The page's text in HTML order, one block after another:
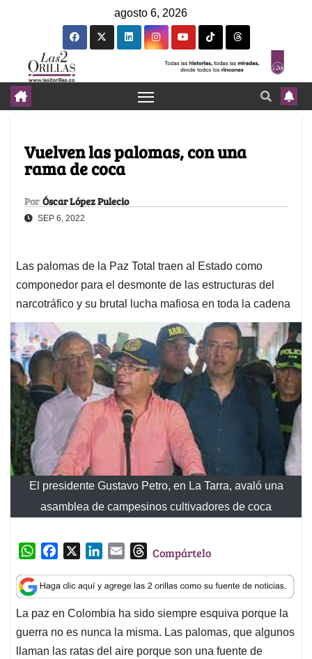
agosto 6, 2026
Vuelven las palomas, con una
rama de coca
Por Óscar López Pulecio
SEP 6, 2022
Las palomas de la Paz Total traen al Estado como
componedor para el desmonte de las estructuras del
narcotráfico y su brutal lucha mafiosa en toda la cadena
El presidente Gustavo Petro, en La Tarra, avaló una
asamblea de campesinos cultivadores de coca
W
a
t
s
A
p
c
e
b
o
o
n
k
e
d
I
a
i
l
T
r
e
a
d
s
Compártelo
La paz en Colombia ha sido siempre esquiva porque la
guerra no es nunca la misma. Las palomas, que algunos
llaman las ratas del aire porque son una fuente de